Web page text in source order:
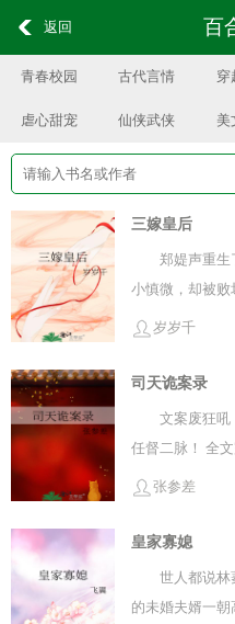
返回 百
青春校园 古代言情 穿
虐心甜宠 仙侠武侠 美
三嫁皇后
郑媞声重生
小慎微，却被败
为的亲生母亲
帝登基，郑媞声
男人的时候！
底而上！未婚
婚三次的流程
发夫妻。权臣
一动，关注着
帝登基，郑媞
岁岁千
司天诡案录
文案废狂吼
任督二脉！ 全
下一本开《相
张参差
皇家寡媳
世人都说林
的未婚夫婿一